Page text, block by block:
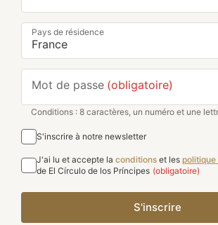
Pays de résidence
Mot de passe (obligatoire)
Conditions : 8 caractères, un numéro et une
S'inscrire à notre newsletter
J'ai lu et accepte la conditions et les
de El Círculo de los Príncipes (obligatoire)
S'inscrire